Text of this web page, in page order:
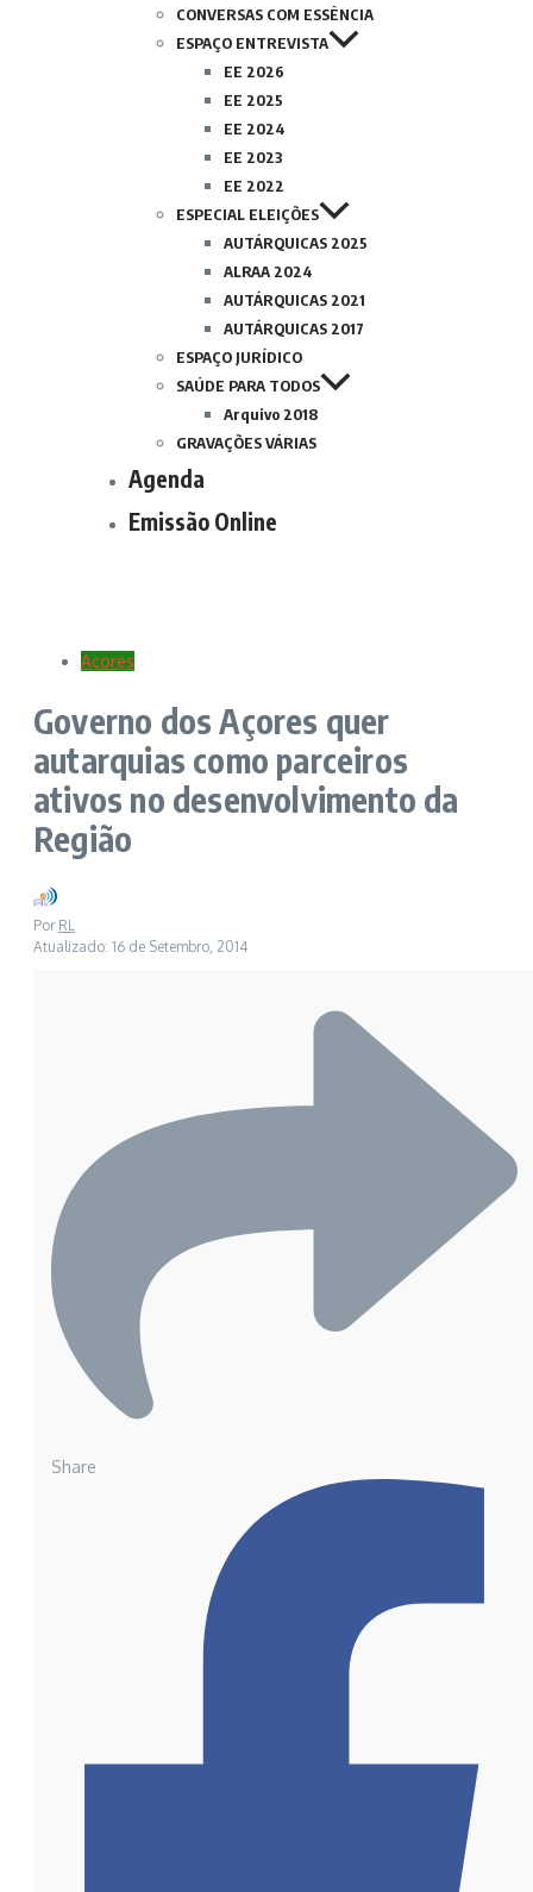
CONVERSAS COM ESSÊNCIA
ESPAÇO ENTREVISTA
EE 2026
EE 2025
EE 2024
EE 2023
EE 2022
ESPECIAL ELEIÇÕES
AUTÁRQUICAS 2025
ALRAA 2024
AUTÁRQUICAS 2021
AUTÁRQUICAS 2017
ESPAÇO JURÍDICO
SAÚDE PARA TODOS
Arquivo 2018
GRAVAÇÕES VÁRIAS
Agenda
Emissão Online
Açores
Governo dos Açores quer
autarquias como parceiros
ativos no desenvolvimento da
Região
Por RL
Atualizado: 16 de Setembro, 2014
Share